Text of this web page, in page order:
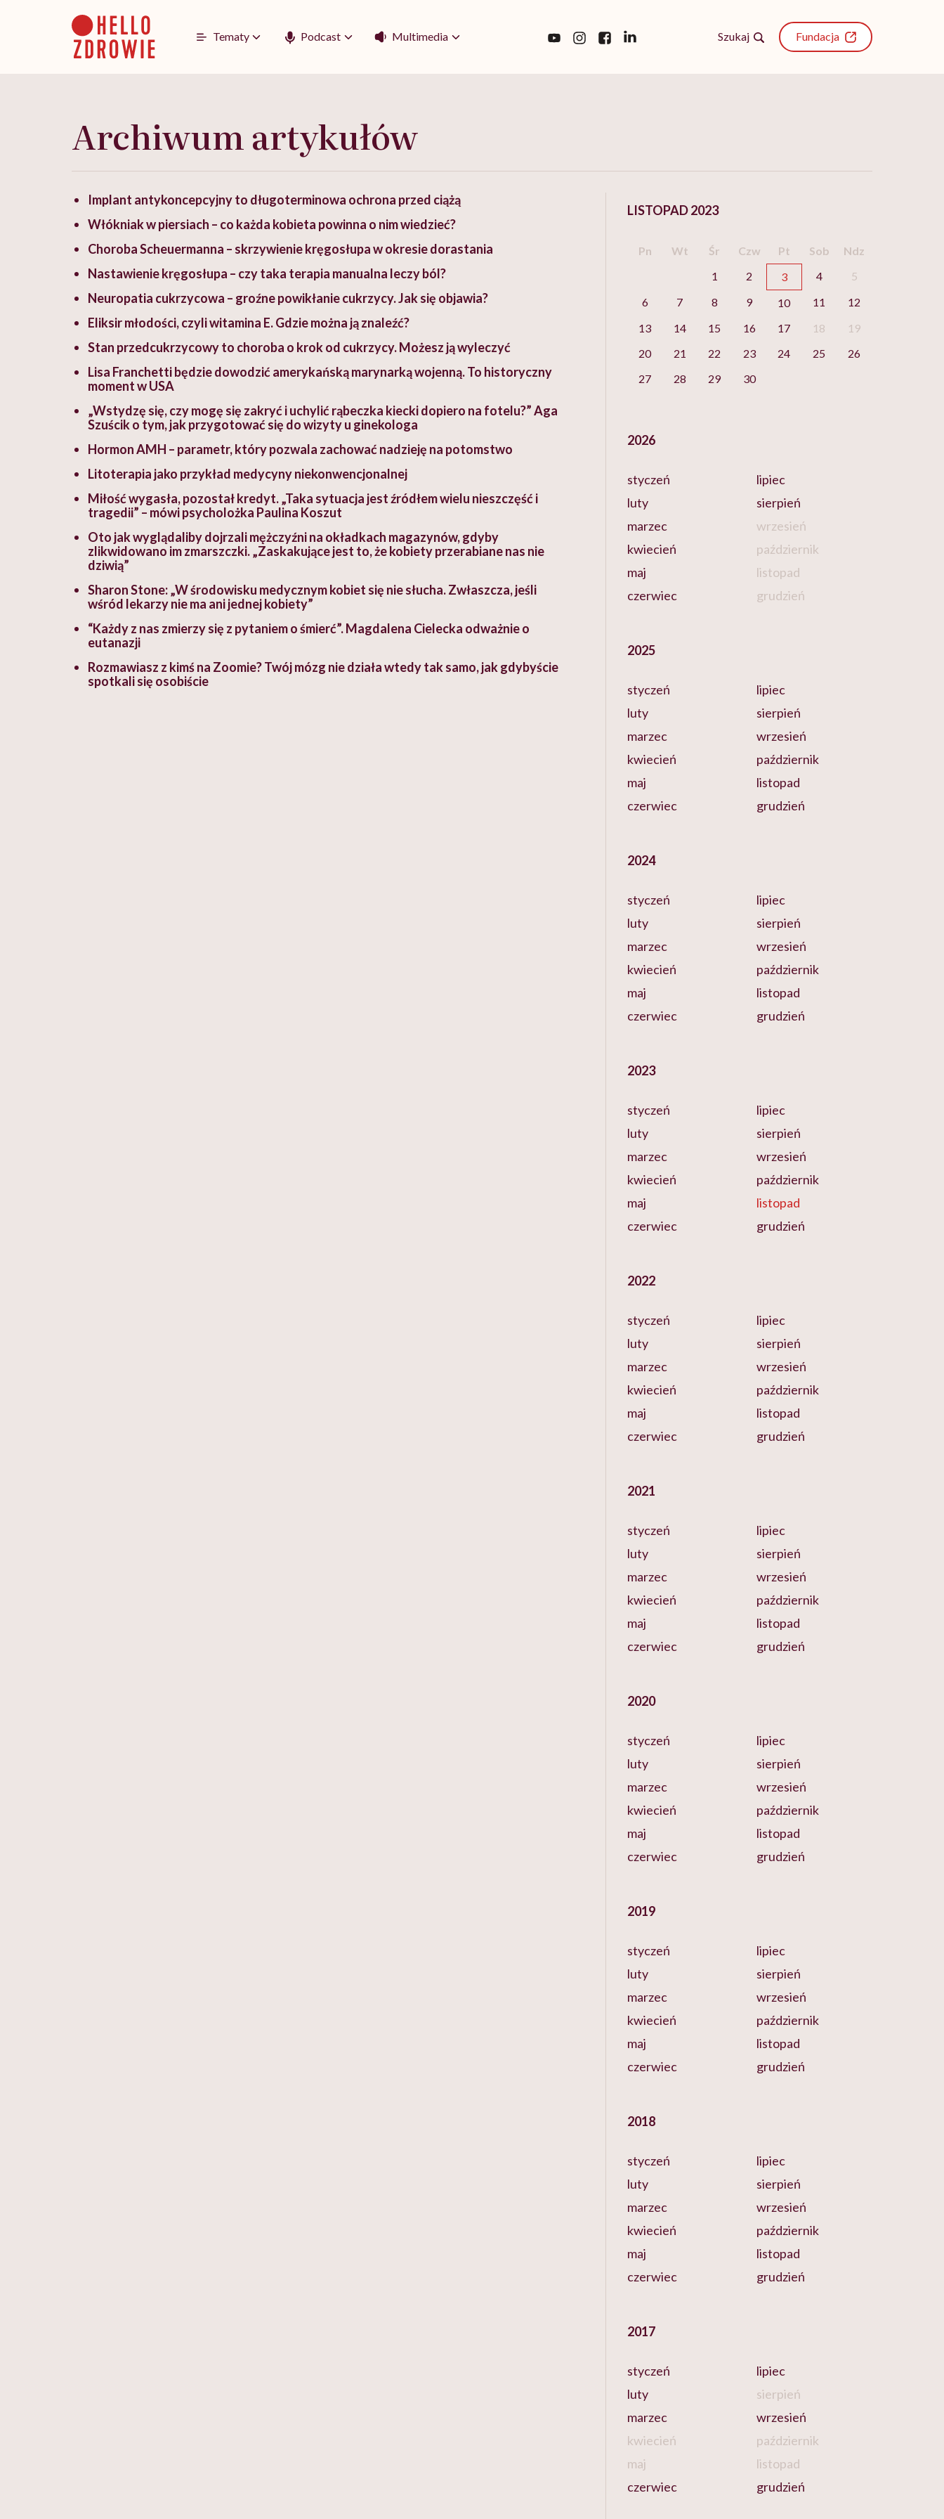
Tematy Podcast Multimedia Szukaj Fundacja
Archiwum artykułów
Implant antykoncepcyjny to długoterminowa ochrona przed ciążą
Włókniak w piersiach – co każda kobieta powinna o nim wiedzieć?
Choroba Scheuermanna – skrzywienie kręgosłupa w okresie dorastania
Nastawienie kręgosłupa – czy taka terapia manualna leczy ból?
Neuropatia cukrzycowa – groźne powikłanie cukrzycy. Jak się objawia?
Eliksir młodości, czyli witamina E. Gdzie można ją znaleźć?
Stan przedcukrzycowy to choroba o krok od cukrzycy. Możesz ją wyleczyć
Lisa Franchetti będzie dowodzić amerykańską marynarką wojenną. To historyczny
moment w USA
„Wstydzę się, czy mogę się zakryć i uchylić rąbeczka kiecki dopiero na fotelu?” Aga
Szuścik o tym, jak przygotować się do wizyty u ginekologa
Hormon AMH – parametr, który pozwala zachować nadzieję na potomstwo
Litoterapia jako przykład medycyny niekonwencjonalnej
Miłość wygasła, pozostał kredyt. „Taka sytuacja jest źródłem wielu nieszczęść i
tragedii” – mówi psycholożka Paulina Koszut
Oto jak wyglądaliby dojrzali mężczyźni na okładkach magazynów, gdyby
zlikwidowano im zmarszczki. „Zaskakujące jest to, że kobiety przerabiane nas nie
dziwią”
Sharon Stone: „W środowisku medycznym kobiet się nie słucha. Zwłaszcza, jeśli
wśród lekarzy nie ma ani jednej kobiety”
“Każdy z nas zmierzy się z pytaniem o śmierć”. Magdalena Cielecka odważnie o
eutanazji
Rozmawiasz z kimś na Zoomie? Twój mózg nie działa wtedy tak samo, jak gdybyście
spotkali się osobiście
LISTOPAD 2023
Pn Wt Śr Czw Pt Sob
Ndz
1
2 3 4
5
6
7 8 9 10 11
12
13
14 15 16 17 18
19
20
21 22 23 24 25
26
27
28 29 30
2026
styczeń
luty
marzec
kwiecień
maj
czerwiec
lipiec
sierpień
wrzesień
październik
listopad
grudzień
2025
styczeń
luty
marzec
kwiecień
maj
czerwiec
lipiec
sierpień
wrzesień
październik
listopad
grudzień
2024
styczeń
luty
marzec
kwiecień
maj
czerwiec
lipiec
sierpień
wrzesień
październik
listopad
grudzień
2023
styczeń
luty
marzec
kwiecień
maj
czerwiec
lipiec
sierpień
wrzesień
październik
listopad
grudzień
2022
styczeń
luty
marzec
kwiecień
maj
czerwiec
lipiec
sierpień
wrzesień
październik
listopad
grudzień
2021
styczeń
luty
marzec
kwiecień
maj
czerwiec
lipiec
sierpień
wrzesień
październik
listopad
grudzień
2020
styczeń
luty
marzec
kwiecień
maj
czerwiec
lipiec
sierpień
wrzesień
październik
listopad
grudzień
2019
styczeń
luty
marzec
kwiecień
maj
czerwiec
lipiec
sierpień
wrzesień
październik
listopad
grudzień
2018
styczeń
luty
marzec
kwiecień
maj
czerwiec
lipiec
sierpień
wrzesień
październik
listopad
grudzień
2017
styczeń
luty
marzec
kwiecień
maj
czerwiec
lipiec
sierpień
wrzesień
październik
listopad
grudzień